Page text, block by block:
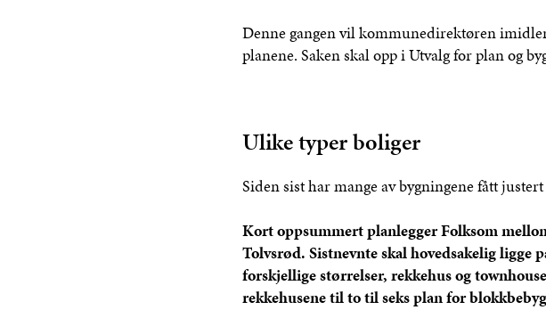
Denne gangen vil kommunedirektøren
planene. Saken skal opp i Utvalg for plan og
Ulike typer boliger
Siden sist har mange av bygningene fått
Kort oppsummert planlegger Folksom
Tolvsrød. Sistnevnte skal hovedsakelig
forskjellige størrelser, rekkehus og
rekkehusene til to til seks plan for